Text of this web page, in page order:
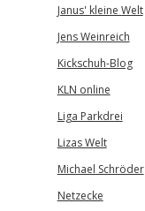
Janus' kleine Welt
Jens Weinreich
Kickschuh-Blog
KLN online
Liga Parkdrei
Lizas Welt
Michael Schröder
Netzecke